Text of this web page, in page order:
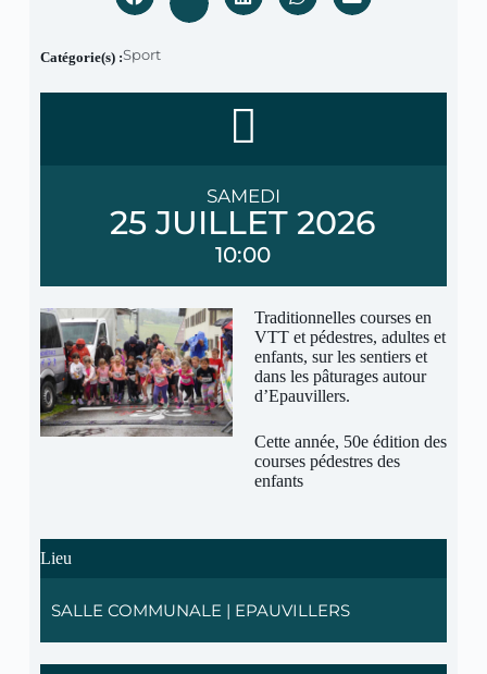
Catégorie(s) :Sport
SAMEDI
25 JUILLET 2026
10:00
Traditionnelles courses en
VTT et pédestres, adultes et
enfants, sur les sentiers et
dans les pâturages autour
d’Epauvillers.
Cette année, 50e édition des
courses pédestres des
enfants
Lieu
SALLE COMMUNALE | EPAUVILLERS